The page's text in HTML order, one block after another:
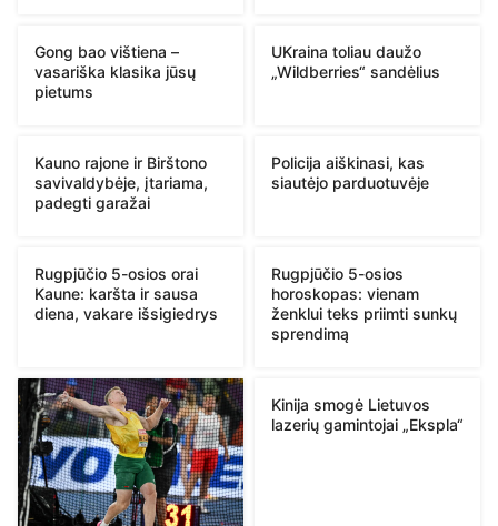
Gong bao vištiena –
vasariška klasika jūsų
pietums
UKraina toliau daužo
„Wildberries“ sandėlius
Kauno rajone ir Birštono
savivaldybėje, įtariama,
padegti garažai
Policija aiškinasi, kas
siautėjo parduotuvėje
Rugpjūčio 5-osios orai
Kaune: karšta ir sausa
diena, vakare išsigiedrys
Rugpjūčio 5-osios
horoskopas: vienam
ženklui teks priimti sunkų
sprendimą
Kinija smogė Lietuvos
lazerių gamintojai „Ekspla“